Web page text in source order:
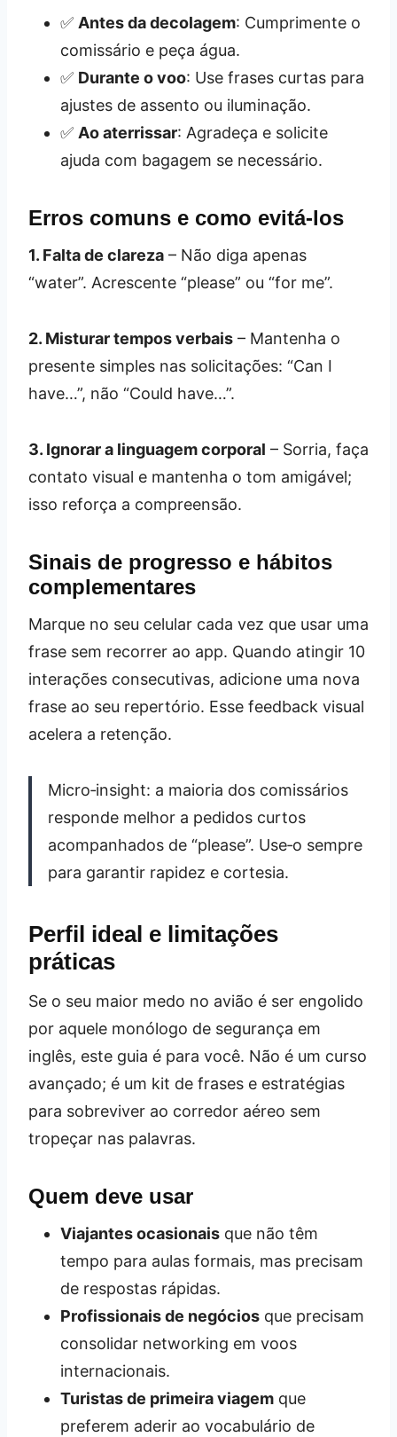
✅ Antes da decolagem: Cumprimente o
comissário e peça água.
✅ Durante o voo: Use frases curtas para
ajustes de assento ou iluminação.
✅ Ao aterrissar: Agradeça e solicite
ajuda com bagagem se necessário.
Erros comuns e como evitá‑los
1. Falta de clareza – Não diga apenas
“water”. Acrescente “please” ou “for me”.
2. Misturar tempos verbais – Mantenha o
presente simples nas solicitações: “Can I
have…”, não “Could have…”.
3. Ignorar a linguagem corporal – Sorria, faça
contato visual e mantenha o tom amigável;
isso reforça a compreensão.
Sinais de progresso e hábitos
complementares
Marque no seu celular cada vez que usar uma
frase sem recorrer ao app. Quando atingir 10
interações consecutivas, adicione uma nova
frase ao seu repertório. Esse feedback visual
acelera a retenção.
Micro‑insight: a maioria dos comissários
responde melhor a pedidos curtos
acompanhados de “please”. Use‑o sempre
para garantir rapidez e cortesia.
Perfil ideal e limitações
práticas
Se o seu maior medo no avião é ser engolido
por aquele monólogo de segurança em
inglês, este guia é para você. Não é um curso
avançado; é um kit de frases e estratégias
para sobreviver ao corredor aéreo sem
tropeçar nas palavras.
Quem deve usar
Viajantes ocasionais que não têm
tempo para aulas formais, mas precisam
de respostas rápidas.
Profissionais de negócios que precisam
consolidar networking em voos
internacionais.
Turistas de primeira viagem que
preferem aderir ao vocabulário de